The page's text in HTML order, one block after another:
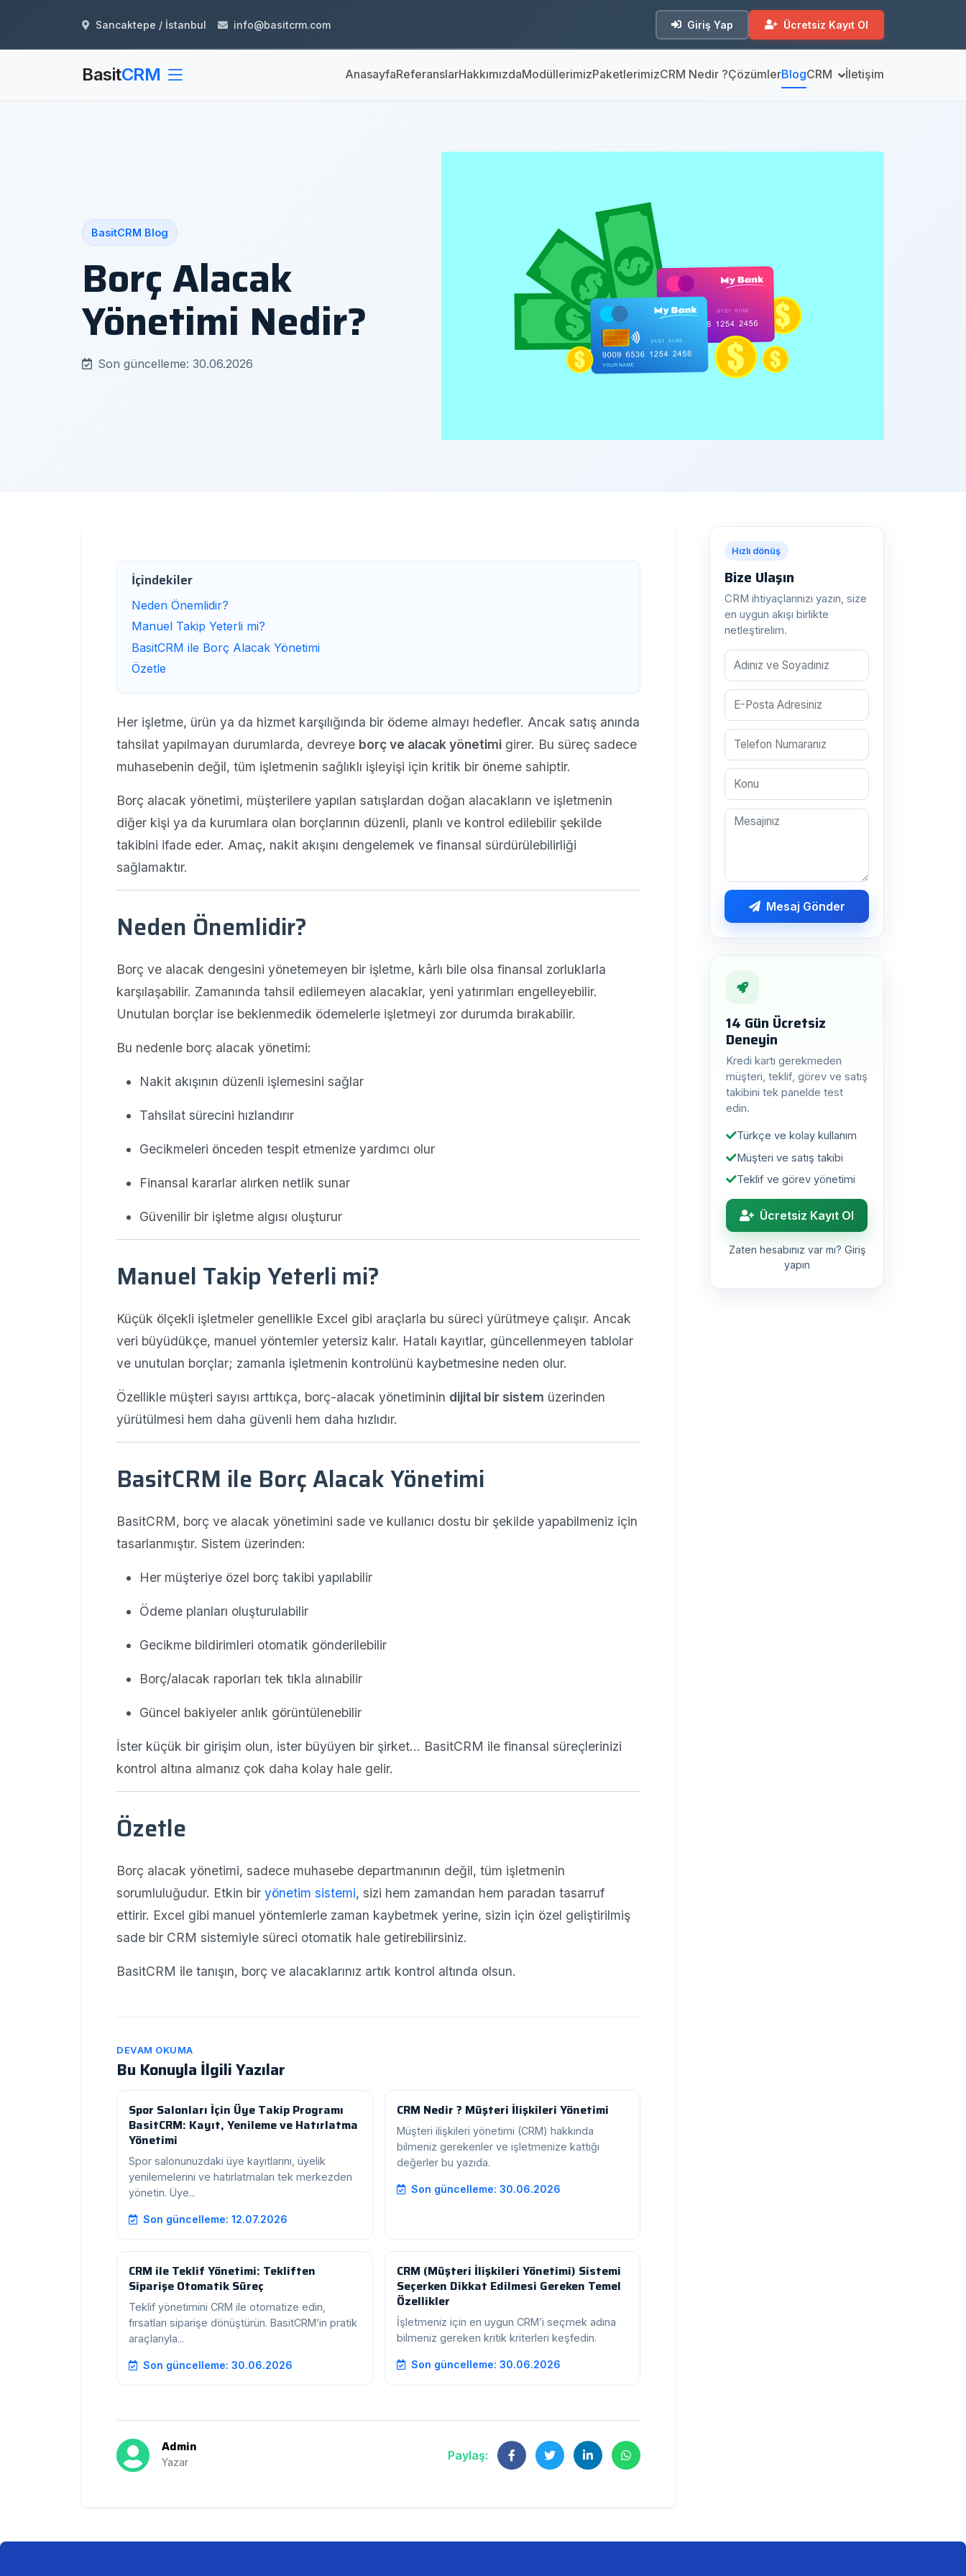
Sancaktepe / İstanbul info@basitcrm.com Giriş Yap Ücretsiz Kayıt Ol
BasitCRM AnasayfaReferanslarHakkımızdaModüllerimizPaketlerimizCRM Nedir ?ÇözümlerBlogCRM İletişim
BasitCRM Blog
Borç Alacak
Yönetimi Nedir?
Son güncelleme: 30.06.2026
İçindekiler
Neden Önemlidir?
Manuel Takip Yeterli mi?
BasitCRM ile Borç Alacak Yönetimi
Özetle
Her işletme, ürün ya da hizmet karşılığında bir ödeme almayı hedefler. Ancak satış anında
tahsilat yapılmayan durumlarda, devreye borç ve alacak yönetimi girer. Bu süreç sadece
muhasebenin değil, tüm işletmenin sağlıklı işleyişi için kritik bir öneme sahiptir.
Borç alacak yönetimi, müşterilere yapılan satışlardan doğan alacakların ve işletmenin
diğer kişi ya da kurumlara olan borçlarının düzenli, planlı ve kontrol edilebilir şekilde
takibini ifade eder. Amaç, nakit akışını dengelemek ve finansal sürdürülebilirliği
sağlamaktır.
Neden Önemlidir?
Borç ve alacak dengesini yönetemeyen bir işletme, kârlı bile olsa finansal zorluklarla
karşılaşabilir. Zamanında tahsil edilemeyen alacaklar, yeni yatırımları engelleyebilir.
Unutulan borçlar ise beklenmedik ödemelerle işletmeyi zor durumda bırakabilir.
Bu nedenle borç alacak yönetimi:
Nakit akışının düzenli işlemesini sağlar
Tahsilat sürecini hızlandırır
Gecikmeleri önceden tespit etmenize yardımcı olur
Finansal kararlar alırken netlik sunar
Güvenilir bir işletme algısı oluşturur
Manuel Takip Yeterli mi?
Küçük ölçekli işletmeler genellikle Excel gibi araçlarla bu süreci yürütmeye çalışır. Ancak
veri büyüdükçe, manuel yöntemler yetersiz kalır. Hatalı kayıtlar, güncellenmeyen tablolar
ve unutulan borçlar; zamanla işletmenin kontrolünü kaybetmesine neden olur.
Özellikle müşteri sayısı arttıkça, borç-alacak yönetiminin dijital bir sistem üzerinden
yürütülmesi hem daha güvenli hem daha hızlıdır.
BasitCRM ile Borç Alacak Yönetimi
BasitCRM, borç ve alacak yönetimini sade ve kullanıcı dostu bir şekilde yapabilmeniz için
tasarlanmıştır. Sistem üzerinden:
Her müşteriye özel borç takibi yapılabilir
Ödeme planları oluşturulabilir
Gecikme bildirimleri otomatik gönderilebilir
Borç/alacak raporları tek tıkla alınabilir
Güncel bakiyeler anlık görüntülenebilir
İster küçük bir girişim olun, ister büyüyen bir şirket… BasitCRM ile finansal süreçlerinizi
kontrol altına almanız çok daha kolay hale gelir.
Özetle
Borç alacak yönetimi, sadece muhasebe departmanının değil, tüm işletmenin
sorumluluğudur. Etkin bir yönetim sistemi, sizi hem zamandan hem paradan tasarruf
ettirir. Excel gibi manuel yöntemlerle zaman kaybetmek yerine, sizin için özel geliştirilmiş
sade bir CRM sistemiyle süreci otomatik hale getirebilirsiniz.
BasitCRM ile tanışın, borç ve alacaklarınız artık kontrol altında olsun.
DEVAM OKUMA
Bu Konuyla İlgili Yazılar
Spor Salonları İçin Üye Takip Programı
BasitCRM: Kayıt, Yenileme ve Hatırlatma
Yönetimi
Spor salonunuzdaki üye kayıtlarını, üyelik
yenilemelerini ve hatırlatmaları tek merkezden
yönetin. Üye...
Son güncelleme: 12.07.2026
CRM Nedir ? Müşteri İlişkileri Yönetimi
Müşteri ilişkileri yönetimi (CRM) hakkında
bilmeniz gerekenler ve işletmenize kattığı
değerler bu yazıda.
Son güncelleme: 30.06.2026
CRM ile Teklif Yönetimi: Tekliften
Siparişe Otomatik Süreç
Teklif yönetimini CRM ile otomatize edin,
fırsatları siparişe dönüştürün. BasitCRM’in pratik
araçlarıyla...
Son güncelleme: 30.06.2026
CRM (Müşteri İlişkileri Yönetimi) Sistemi
Seçerken Dikkat Edilmesi Gereken Temel
Özellikler
İşletmeniz için en uygun CRM’i seçmek adına
bilmeniz gereken kritik kriterleri keşfedin.
Son güncelleme: 30.06.2026
Admin
Yazar Paylaş:
Hızlı dönüş
Bize Ulaşın
CRM ihtiyaçlarınızı yazın, size
en uygun akışı birlikte
netleştirelim.
Mesaj Gönder
14 Gün Ücretsiz
Deneyin
Kredi kartı gerekmeden
müşteri, teklif, görev ve satış
takibini tek panelde test
edin.
Türkçe ve kolay kullanım
Müşteri ve satış takibi
Teklif ve görev yönetimi
Ücretsiz Kayıt Ol
Zaten hesabınız var mı? Giriş
yapın